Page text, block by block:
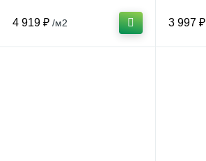
4 919 ₽ /м2 3 997 ₽